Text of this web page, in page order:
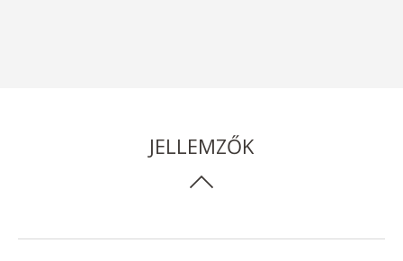
JELLEMZŐK